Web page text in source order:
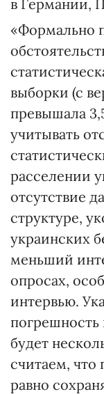
в Германии,
«Формально
выборки (с
превышала
учитывать
расселении
отсутствие
структуре,
украинских
меньший
опросах,
интервью.
погрешность
будет
считаем, что
равно